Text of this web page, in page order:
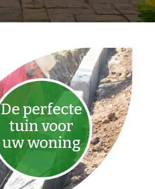
De perfecte
tuin voor
uw woning